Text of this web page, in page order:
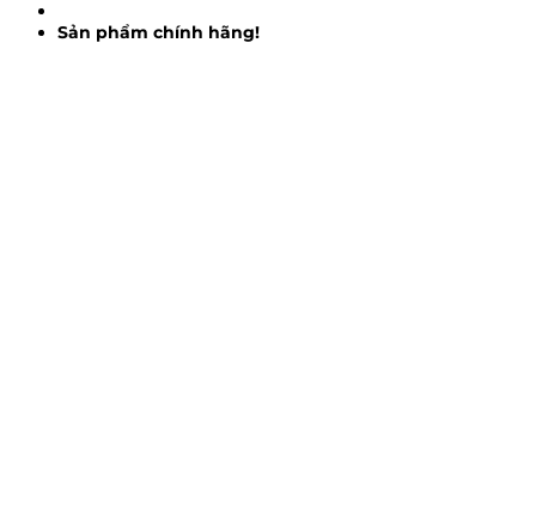
Sản phẩm chính hãng!